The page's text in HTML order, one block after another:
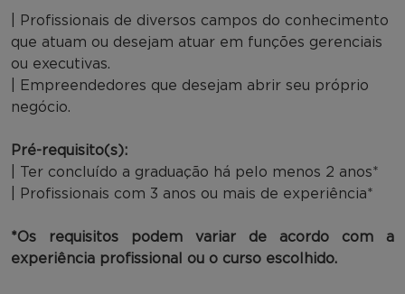
| Profissionais de diversos campos do conhecimento
que atuam ou desejam atuar em funções gerenciais
ou executivas.
| Empreendedores que desejam abrir seu próprio
negócio.
Pré-requisito(s):
| Ter concluído a graduação há pelo menos 2 anos*
| Profissionais com 3 anos ou mais de experiência*
*Os requisitos podem variar de acordo com a
experiência profissional ou o curso escolhido.